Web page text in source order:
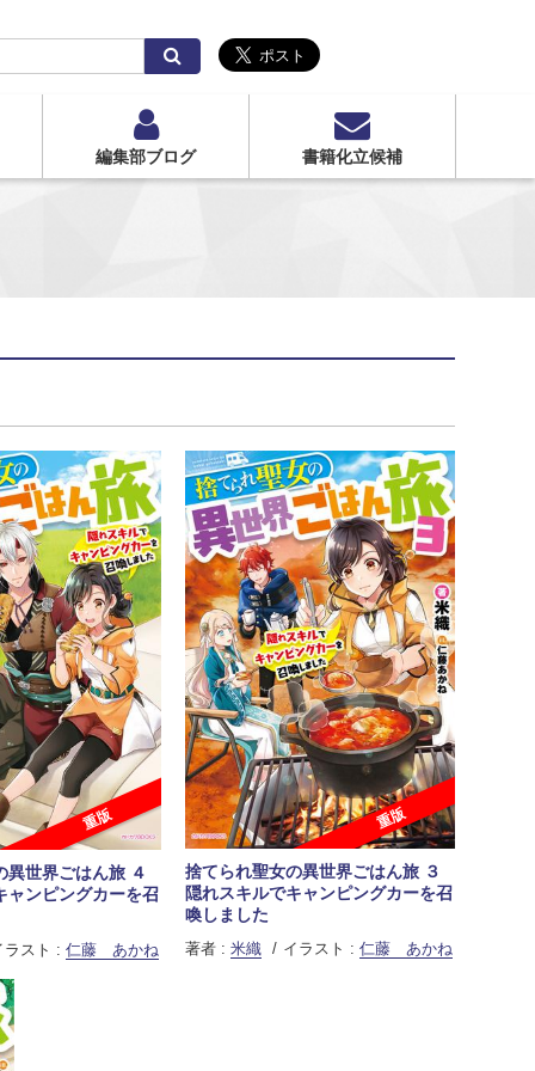
索
編集部ブログ 書籍化立候補
重版
異世界ごはん旅 ４
ャンピングカーを召
ラスト : 仁藤 あかね
重版
捨てられ聖女の異世界ごはん旅 ３
隠れスキルでキャンピングカーを召
喚しました
著者 : 米織 イラスト : 仁藤 あかね